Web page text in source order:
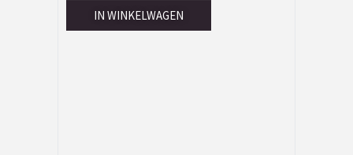
IN WINKELWAGEN